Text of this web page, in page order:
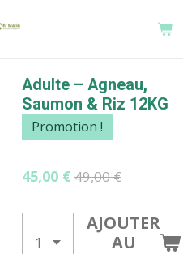
Adulte – Agneau,
Saumon & Riz 12KG
Promotion !
45,00 € 49,00 €
AJOUTER
AU